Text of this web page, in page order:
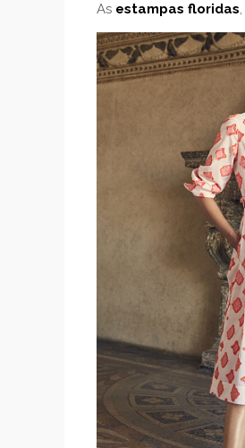
As estampas floridas